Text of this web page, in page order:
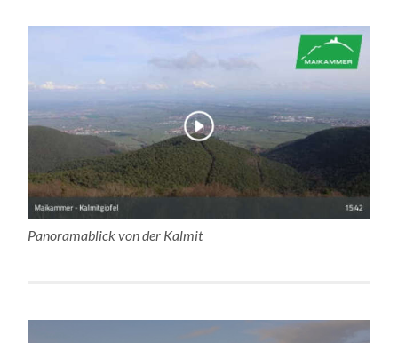
Panoramablick von der Kalmit